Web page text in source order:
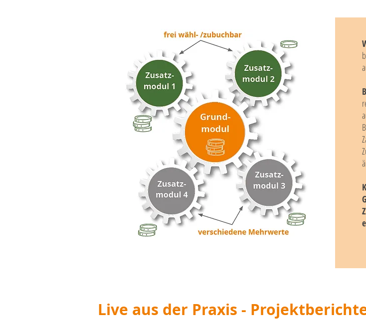
Live aus der Praxis -